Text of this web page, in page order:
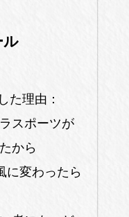
ル
た理由：
スポーツが
から
に変わったら